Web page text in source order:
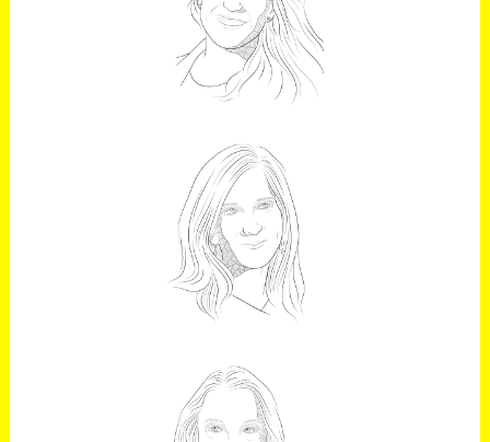
Medallista olímpica de balonmano
ISABEL
VALLDECABRES
ORTIZ
Directora de la Fábrica Nacional de
Moneda y Timbre
SALOMÉ VALERO
Directora de aplicaciones, data e